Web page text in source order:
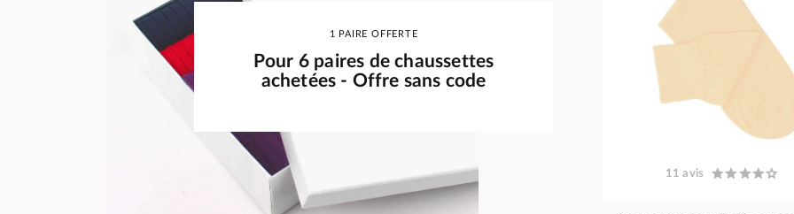
1 PAIRE OFFERTE
Pour 6 paires de chaussettes
achetées - Offre sans code
11 avis